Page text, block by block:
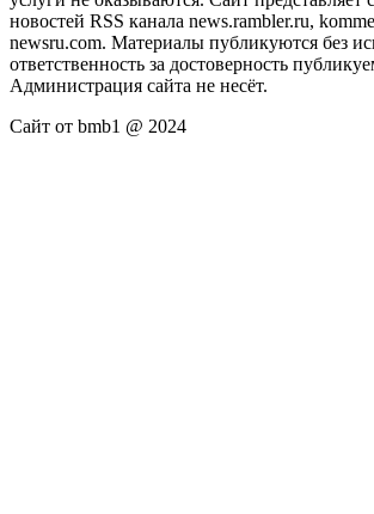
новостей RSS канала news.rambler.ru,
newsru.com. Материалы публикуются без
ответственность за достоверность
Администрация сайта не несёт.
Сайт от bmb1 @ 2024